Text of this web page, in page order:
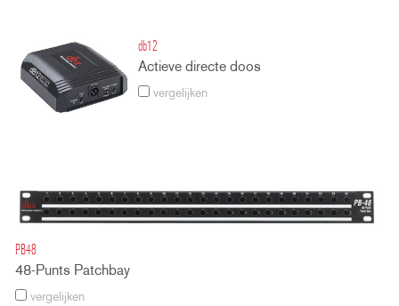
db12
Actieve directe doos
vergelijken
PB48
48-Punts Patchbay
vergelijken